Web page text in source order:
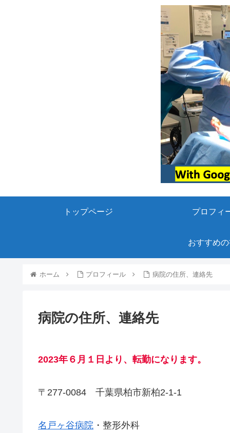
トップページ プロフィ
おすすめ
ホーム プロフィール 病院の住所、連絡先
病院の住所、連絡先
2023年６月１日より、転勤になります。
〒277-0084 千葉県柏市新柏2-1-1
名戸ヶ谷病院 ・整形外科